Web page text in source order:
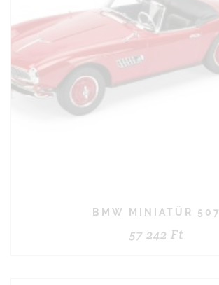
BMW MINIATÜR 507
57 242 Ft